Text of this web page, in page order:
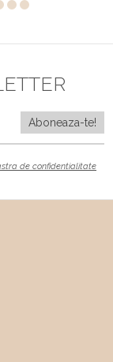
de confidentialitate